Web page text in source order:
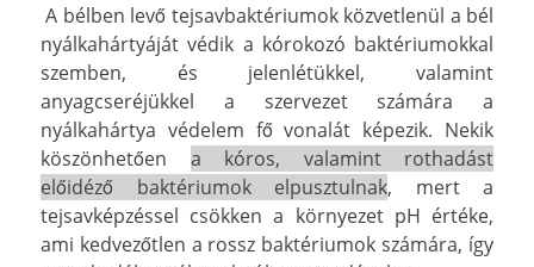
A bélben levő tejsavbaktériumok közvetlenül a bél
nyálkahártyáját védik a kórokozó baktériumokkal
szemben, és jelenlétükkel, valamint
anyagcseréjükkel a szervezet számára a
nyálkahártya védelem fő vonalát képezik. Nekik
köszönhetően a kóros, valamint rothadást
előidéző baktériumok elpusztulnak, mert a
tejsavképzéssel csökken a környezet pH értéke,
ami kedvezőtlen a rossz baktériumok számára, így